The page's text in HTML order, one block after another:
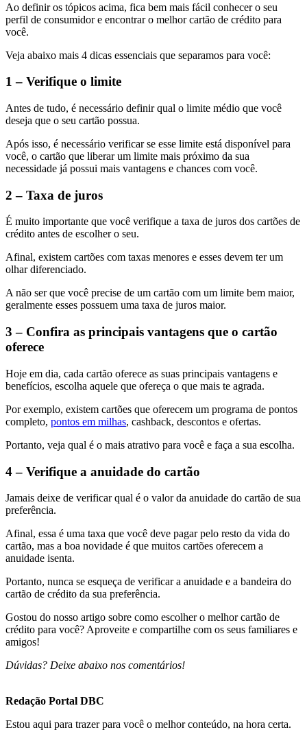
Ao definir os tópicos acima, fica bem mais fácil conhecer o seu
perfil de consumidor e encontrar o melhor cartão de crédito para
você.
Veja abaixo mais 4 dicas essenciais que separamos para você:
1 – Verifique o limite
Antes de tudo, é necessário definir qual o limite médio que você
deseja que o seu cartão possua.
Após isso, é necessário verificar se esse limite está disponível para
você, o cartão que liberar um limite mais próximo da sua
necessidade já possui mais vantagens e chances com você.
2 – Taxa de juros
É muito importante que você verifique a taxa de juros dos cartões de
crédito antes de escolher o seu.
Afinal, existem cartões com taxas menores e esses devem ter um
olhar diferenciado.
A não ser que você precise de um cartão com um limite bem maior,
geralmente esses possuem uma taxa de juros maior.
3 – Confira as principais vantagens que o cartão
oferece
Hoje em dia, cada cartão oferece as suas principais vantagens e
benefícios, escolha aquele que ofereça o que mais te agrada.
Por exemplo, existem cartões que oferecem um programa de pontos
completo, pontos em milhas, cashback, descontos e ofertas.
Portanto, veja qual é o mais atrativo para você e faça a sua escolha.
4 – Verifique a anuidade do cartão
Jamais deixe de verificar qual é o valor da anuidade do cartão de sua
preferência.
Afinal, essa é uma taxa que você deve pagar pelo resto da vida do
cartão, mas a boa novidade é que muitos cartões oferecem a
anuidade isenta.
Portanto, nunca se esqueça de verificar a anuidade e a bandeira do
cartão de crédito da sua preferência.
Gostou do nosso artigo sobre como escolher o melhor cartão de
crédito para você? Aproveite e compartilhe com os seus familiares e
amigos!
Dúvidas? Deixe abaixo nos comentários!
Redação Portal DBC
Estou aqui para trazer para você o melhor conteúdo, na hora certa.